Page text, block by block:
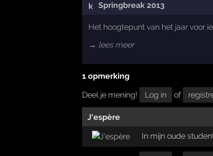
Springbreak 2013
Het hoogtepunt van het jaar voor
→ lees meer
1 opmerking
Deel je mening!
Log in of
J'espère
In mijn oude